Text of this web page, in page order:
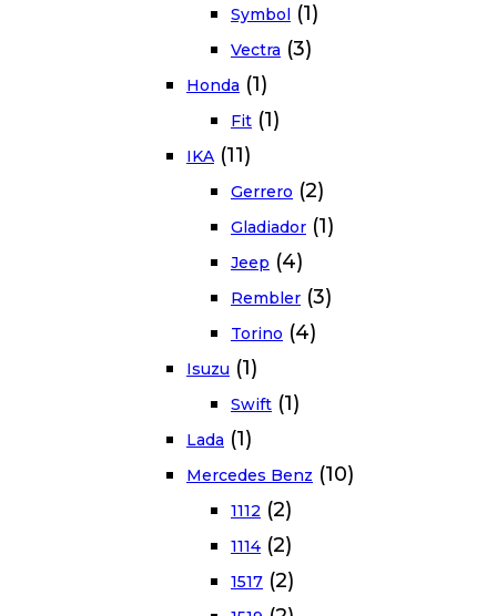
Symbol (1)
Vectra (3)
Honda (1)
Fit (1)
IKA (11)
Gerrero (2)
Gladiador (1)
Jeep (4)
Rembler (3)
Torino (4)
Isuzu (1)
Swift (1)
Lada (1)
Mercedes Benz (10)
1112 (2)
1114 (2)
1517 (2)